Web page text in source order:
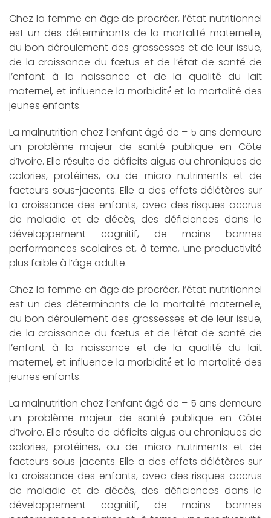
Chez la femme en âge de procréer, l’état nutritionnel
est un des déterminants de la mortalité maternelle,
du bon déroulement des grossesses et de leur issue,
de la croissance du fœtus et de l’état de santé de
l’enfant à la naissance et de la qualité du lait
maternel, et influence la morbidité́ et la mortalité des
jeunes enfants.
La malnutrition chez l’enfant âgé de – 5 ans demeure
un problème majeur de santé publique en Côte
d’Ivoire. Elle résulte de déficits aigus ou chroniques de
calories, protéines, ou de micro nutriments et de
facteurs sous-jacents. Elle a des effets délétères sur
la croissance des enfants, avec des risques accrus
de maladie et de décès, des déficiences dans le
développement cognitif, de moins bonnes
performances scolaires et, à terme, une productivité
plus faible à l’âge adulte.
Chez la femme en âge de procréer, l’état nutritionnel
est un des déterminants de la mortalité maternelle,
du bon déroulement des grossesses et de leur issue,
de la croissance du fœtus et de l’état de santé de
l’enfant à la naissance et de la qualité du lait
maternel, et influence la morbidité́ et la mortalité des
jeunes enfants.
La malnutrition chez l’enfant âgé de – 5 ans demeure
un problème majeur de santé publique en Côte
d’Ivoire. Elle résulte de déficits aigus ou chroniques de
calories, protéines, ou de micro nutriments et de
facteurs sous-jacents. Elle a des effets délétères sur
la croissance des enfants, avec des risques accrus
de maladie et de décès, des déficiences dans le
développement cognitif, de moins bonnes